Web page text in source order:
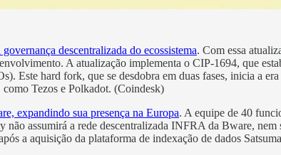
descentralizada do ecossistema. Com essa
A atualização implementa o CIP-1694, que
Este hard fork, que se desdobra em duas fases, inicia a
Tezos e Polkadot. (Coindesk)
expandindo sua presença na Europa. A equipe de 40
assumirá a rede descentralizada INFRA da Bware,
a aquisição da plataforma de indexação de dados